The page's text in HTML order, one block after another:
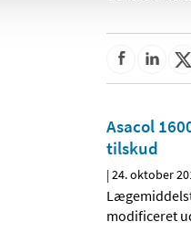
Asacol
tilskud
|24. oktober
modificeret